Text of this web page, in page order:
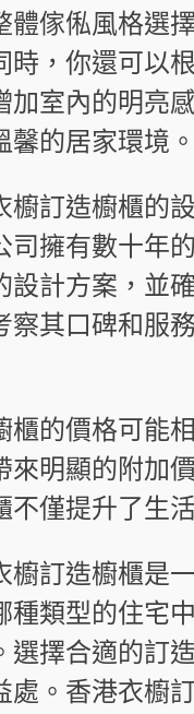
體傢俬風格選
時，你還可以
加室內的明亮
的居家環境。
櫥訂造櫥櫃的
司擁有數十年
設計方案，並
察其口碑和服
櫃的價格可能
來明顯的附加
不僅提升了生
櫥訂造櫥櫃是
種類型的住宅
選擇合適的訂
處。香港衣櫥